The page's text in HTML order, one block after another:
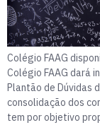
Colégio FAAG
Colégio FAAG dará
Plantão de Dúvidas
consolidação dos
tem por objetivo